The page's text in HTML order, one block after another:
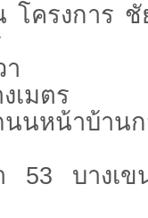
โครงการ
เมตร
นหน้าบ้านก
บางเข